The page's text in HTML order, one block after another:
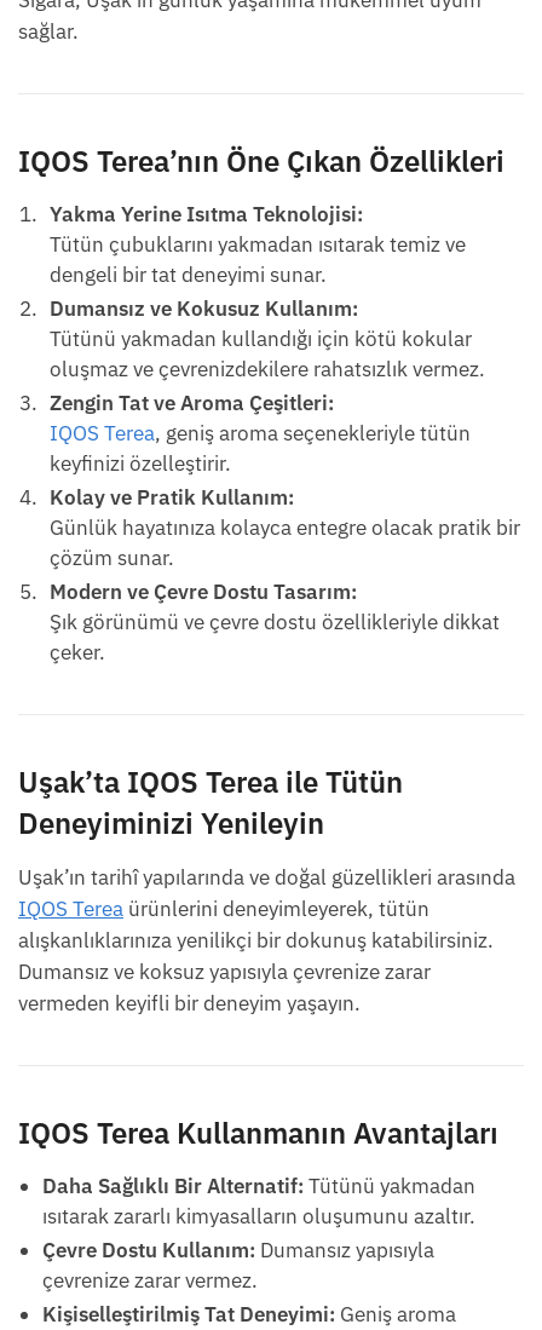
sağlar.
IQOS Terea’nın Öne Çıkan Özellikleri
Yakma Yerine Isıtma Teknolojisi:
Tütün çubuklarını yakmadan ısıtarak temiz ve
dengeli bir tat deneyimi sunar.
Dumansız ve Kokusuz Kullanım:
Tütünü yakmadan kullandığı için kötü kokular
oluşmaz ve çevrenizdekilere rahatsızlık vermez.
Zengin Tat ve Aroma Çeşitleri:
IQOS Terea, geniş aroma seçenekleriyle tütün
keyfinizi özelleştirir.
Kolay ve Pratik Kullanım:
Günlük hayatınıza kolayca entegre olacak pratik bir
çözüm sunar.
Modern ve Çevre Dostu Tasarım:
Şık görünümü ve çevre dostu özellikleriyle dikkat
çeker.
Uşak’ta IQOS Terea ile Tütün
Deneyiminizi Yenileyin
Uşak’ın tarihî yapılarında ve doğal güzellikleri arasında
IQOS Terea ürünlerini deneyimleyerek, tütün
alışkanlıklarınıza yenilikçi bir dokunuş katabilirsiniz.
Dumansız ve koksuz yapısıyla çevrenize zarar
vermeden keyifli bir deneyim yaşayın.
IQOS Terea Kullanmanın Avantajları
Daha Sağlıklı Bir Alternatif: Tütünü yakmadan
ısıtarak zararlı kimyasalların oluşumunu azaltır.
Çevre Dostu Kullanım: Dumansız yapısıyla
çevrenize zarar vermez.
Kişiselleştirilmiş Tat Deneyimi: Geniş aroma